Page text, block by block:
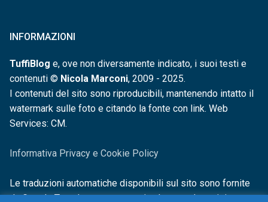
INFORMAZIONI
TuffiBlog e, ove non diversamente indicato, i suoi testi e
contenuti © Nicola Marconi, 2009 - 2025.
I contenuti del sito sono riproducibili, mantenendo intatto il
watermark sulle foto e citando la fonte con link. Web
Services: CM.
Informativa Privacy e Cookie Policy
Le traduzioni automatiche disponibili sul sito sono fornite
da Google Translate e non sono in alcun modo revisionate o